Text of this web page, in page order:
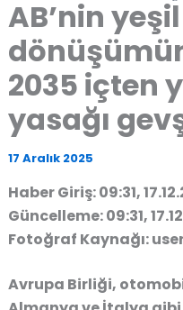
AB’nin yeşil
2035 içten
yasağı
17 Aralık 2025
Haber Giriş: 09:31,
Güncelleme: 09:31,
Fotoğraf Kaynağı:
Avrupa Birliği,